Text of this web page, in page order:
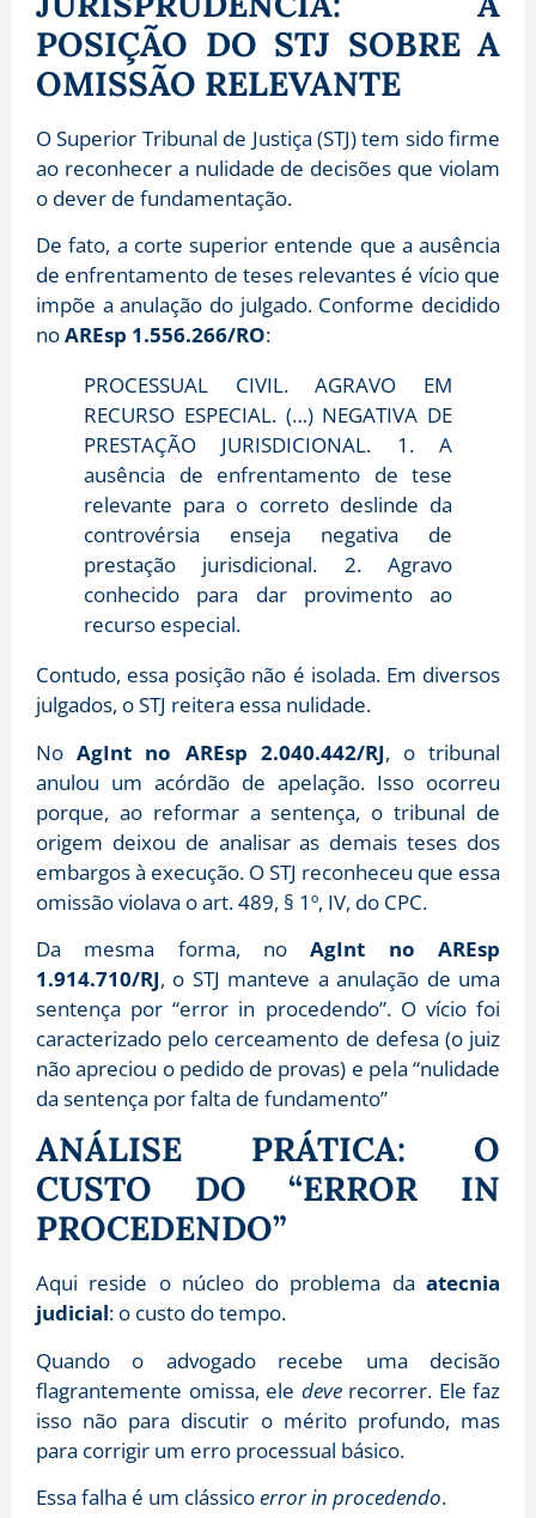
POSIÇÃO DO STJ SOBRE A
OMISSÃO RELEVANTE
O Superior Tribunal de Justiça (STJ) tem sido firme
ao reconhecer a nulidade de decisões que violam
o dever de fundamentação.
De fato, a corte superior entende que a ausência
de enfrentamento de teses relevantes é vício que
impõe a anulação do julgado. Conforme decidido
noAREsp 1.556.266/RO:
PROCESSUAL CIVIL. AGRAVO EM
RECURSO ESPECIAL. (…) NEGATIVA DE
PRESTAÇÃO JURISDICIONAL. 1. A
ausência de enfrentamento de tese
relevante para o correto deslinde da
controvérsia enseja negativa de
prestação jurisdicional. 2. Agravo
conhecido para dar provimento ao
recurso especial.
Contudo, essa posição não é isolada. Em diversos
julgados, o STJ reitera essa nulidade.
NoAgInt no AREsp 2.040.442/RJ, o tribunal
anulou um acórdão de apelação. Isso ocorreu
porque, ao reformar a sentença, o tribunal de
origem deixou de analisar as demais teses dos
embargos à execução. O STJ reconheceu que essa
omissão violava o art.489, § 1º, IV, do CPC.
Da mesma forma, noAgInt no AREsp
1.914.710/RJ, o STJ manteve a anulação de uma
sentença por “error in procedendo”. O vício foi
caracterizado pelo cerceamento de defesa (o juiz
não apreciou o pedido de provas) e pela “nulidade
da sentença por falta de fundamento”
ANÁLISE PRÁTICA: O
CUSTO DO “ERROR IN
PROCEDENDO”
Aqui reside o núcleo do problema da atecnia
judicial: o custo do tempo.
Quando o advogado recebe uma decisão
flagrantemente omissa, ele deverecorrer. Ele faz
isso não para discutir o mérito profundo, mas
para corrigir um erro processual básico.
Essa falha é um clássicoerror in procedendo.